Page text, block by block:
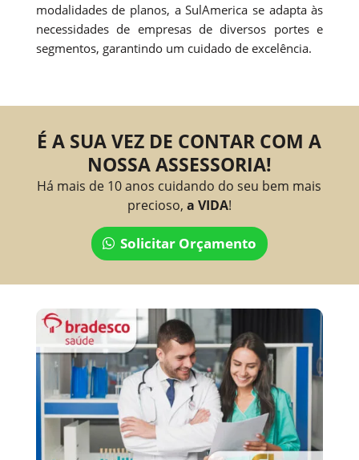
modalidades de planos, a SulAmerica se adapta às
necessidades de empresas de diversos portes e
segmentos, garantindo um cuidado de excelência.
É A SUA VEZ DE CONTAR COM A
NOSSA ASSESSORIA!
Há mais de 10 anos cuidando do seu bem mais
precioso, a VIDA!
Solicitar Orçamento